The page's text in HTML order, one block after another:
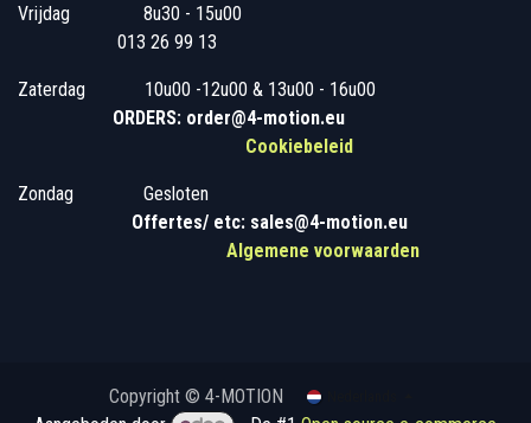
Vrijdag
​8u30 - 15u00
013 26 99 13
Zaterdag
​10u00 -12u00 & 13u00 - 16u00
ORDERS: order@4-motion.eu
Cookiebeleid
Zondag
​​Gesloten
Offertes/ etc: sales@4-motion.eu
Algemene voorwaarden
Copyright © 4-MOTION